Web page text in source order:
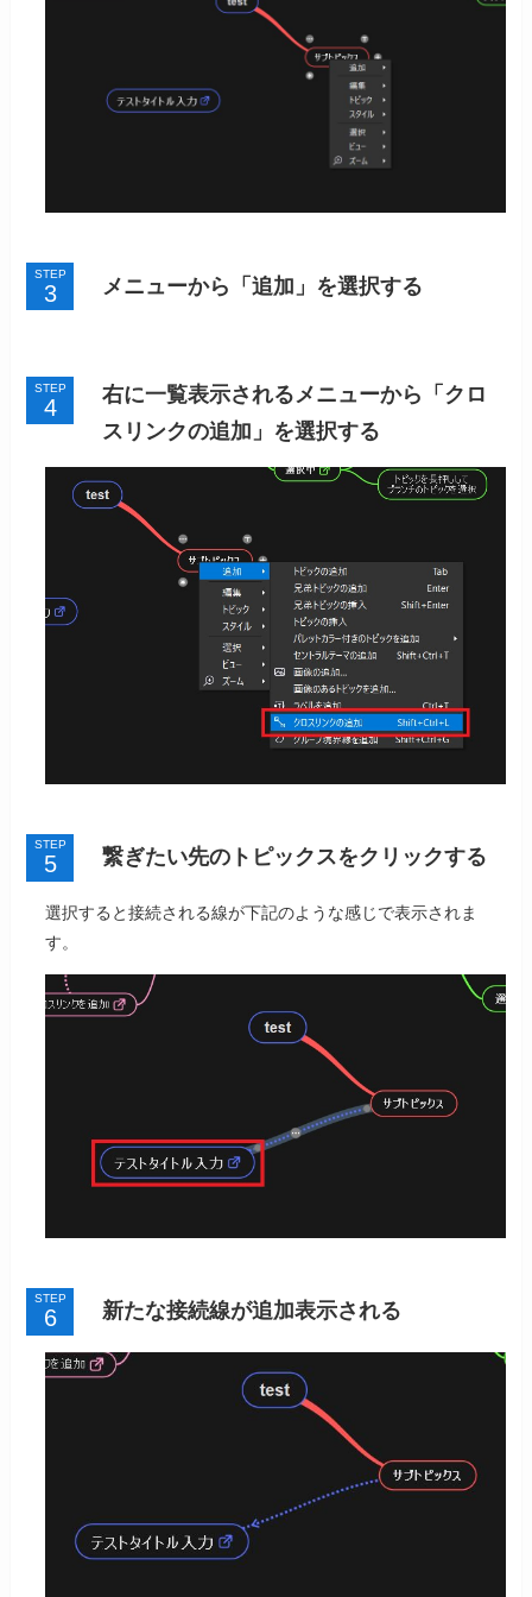
STEP
メニューから「追加」を選択する
STEP
右に一覧表示されるメニューから「クロ
スリンクの追加」を選択する
STEP
繋ぎたい先のトピックスをクリックする
選択すると接続される線が下記のような感じで表示されま
す。
STEP
新たな接続線が追加表示される